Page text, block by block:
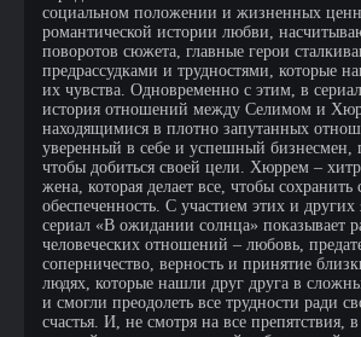
социальном положении и жизненных
романтической истории любви,
поворотов сюжета, главные герои
предрассудками и трудностями, которые
их чувства. Одновременно с этим, в
история отношений между Селимом и
находящимися в плотно запутанных
уверенный в себе и успешный бизнесмен,
чтобы добиться своей цели. Хюррем –
жена, которая делает все, чтобы сохранить
обеспеченность. С участием этих и
сериал «В ожидании солнца» показывает
человеческих отношений – любовь,
соперничество, верность и принятие
людях, которые нашли друг друга в
и смогли преодолеть все трудности ради
счастья. И, не смотря на все препятствия,